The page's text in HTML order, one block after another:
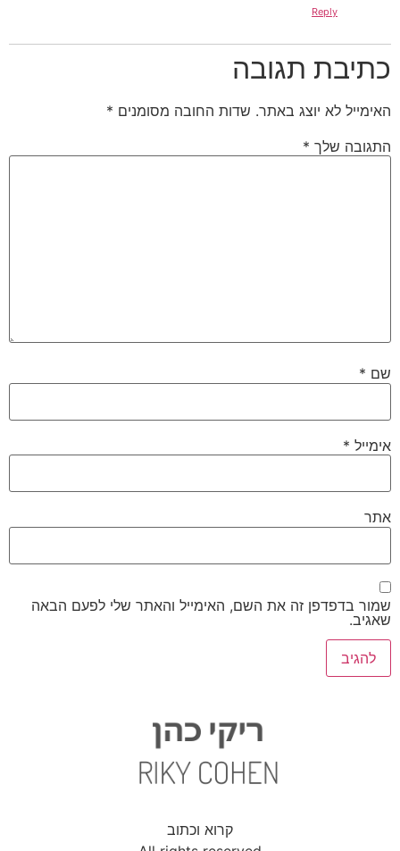
Reply
כתיבת תגובה
האימייל לא יוצג באתר. שדות החובה מסומנים *
התגובה שלך *
שם *
אימייל *
אתר
שמור בדפדפן זה את השם, האימייל והאתר שלי לפעם הבאה
שאגיב.
קרוא וכתוב